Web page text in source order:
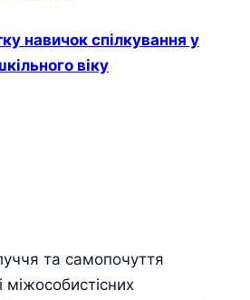
навичок спілкування у
віку
та самопочуття
міжособистісних